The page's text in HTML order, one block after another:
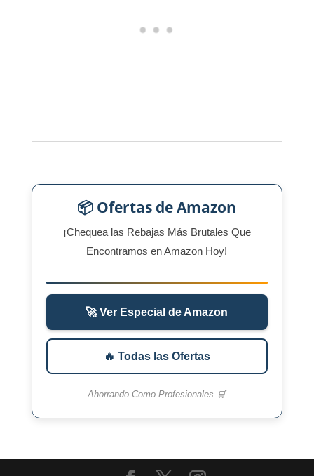
📦 Ofertas de Amazon
¡Chequea las Rebajas Más Brutales Que
Encontramos en Amazon Hoy!
🚀 Ver Especial de Amazon
🔥 Todas las Ofertas
Ahorrando Como Profesionales 🛒